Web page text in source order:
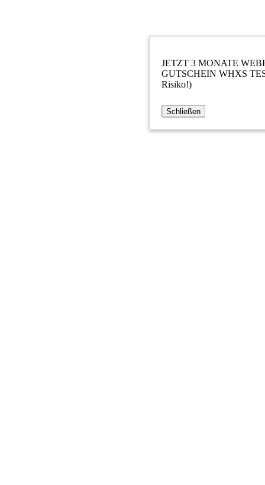
JETZT 3 MONATE
GUTSCHEIN WHXS
Risiko!)
Schließen